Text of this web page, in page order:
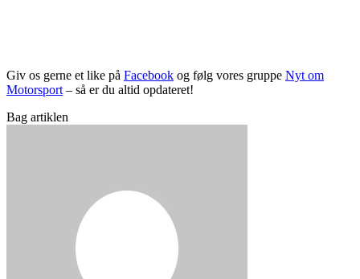
Giv os gerne et like på Facebook og følg vores gruppe Nyt om
Motorsport – så er du altid opdateret!
Bag artiklen